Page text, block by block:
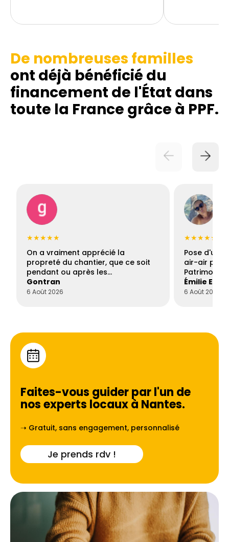
De nombreuses familles
ont déjà bénéficié du
financement de l'État dans
toute la France grâce à PPF.
★★★★★
On a vraiment apprécié la
propreté du chantier, que ce soit
pendant ou après les…
Gontran
6 Août 2026
★★★★★
Pose d'une
air-air par
Patrimoine
Émilie
6 Août 2026
Faites-vous guider par l'un de
nos experts locaux à Nantes.
➝ Gratuit, sans engagement, personnalisé
Je prends rdv !